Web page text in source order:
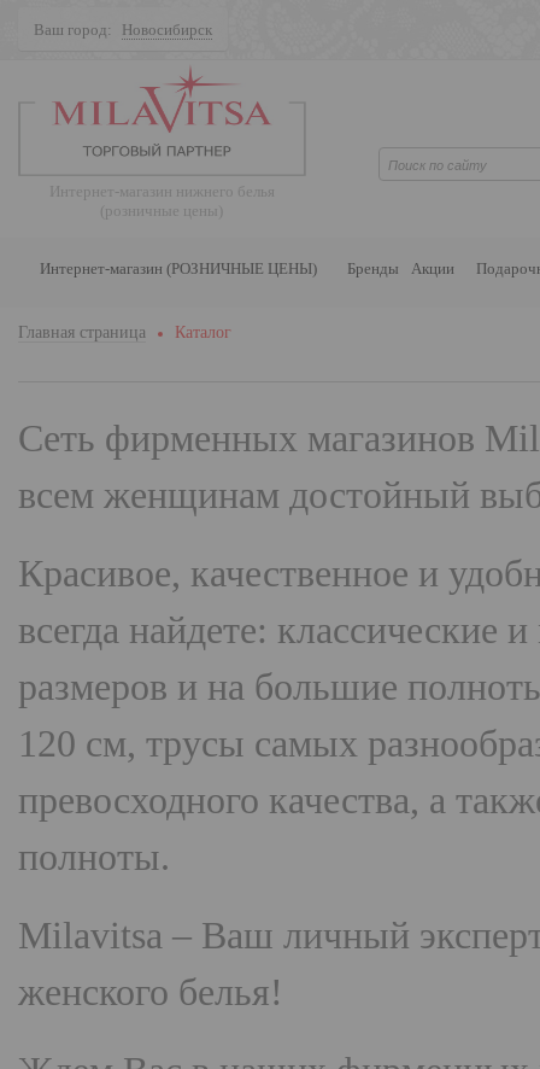
Ваш город: Новосибирск
Интернет-магазин нижнего белья
(розничные цены)
Интернет-магазин (РОЗНИЧНЫЕ ЦЕНЫ) Бренды Акции
Главная страница Каталог
Сеть фирменных магазинов
всем женщинам достойный
Красивое, качественное и
всегда найдете:
размеров и на большие
120 см, трусы самых
превосходного качества, а
полноты.
Milavitsa – Ваш личный
женского белья!